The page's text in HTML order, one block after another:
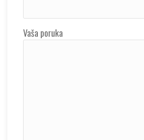
Vaša poruka